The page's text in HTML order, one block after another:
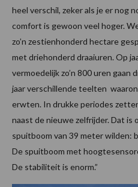
heel verschil, zeker als je er nog
comfort is gewoon veel hoger.
zo’n zestienhonderd hectare
met driehonderd draaiuren. Op
vermoedelijk zo’n 800 uren gaan
jaar verschillende teelten
erwten. In drukke periodes
naast de nieuwe zelfrijder. Dat is
spuitboom van 39 meter wilden:
De spuitboom met
De stabiliteit is enorm.”